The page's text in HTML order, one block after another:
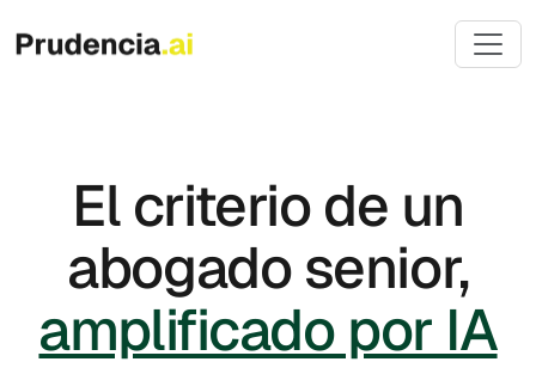
El criterio de un
abogado senior,
amplificado por IA